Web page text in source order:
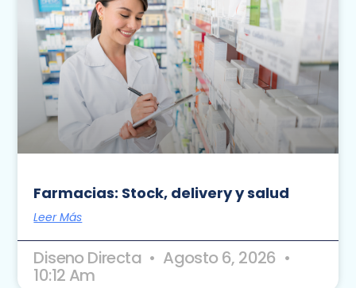
Farmacias: Stock, delivery y salud
Leer Más
Diseno Directa Agosto 6, 2026
10:12 Am